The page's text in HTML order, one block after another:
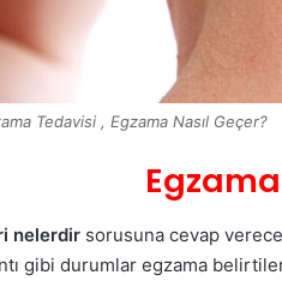
Tedavisi , Egzama Nasıl Geçer?
nelerdir sorusuna cevap
gibi durumlar egzama